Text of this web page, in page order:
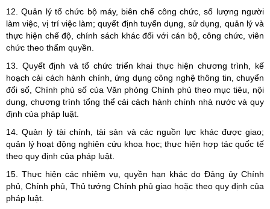
12. Quản lý tổ chức bộ máy, biên chế công chức, số lượng người
làm việc, vị trí việc làm; quyết định tuyển dụng, sử dụng, quản lý và
thực hiện chế độ, chính sách khác đối với cán bộ, công chức, viên
chức theo thẩm quyền.
13. Quyết định và tổ chức triển khai thực hiện chương trình, kế
hoạch cải cách hành chính, ứng dụng công nghệ thông tin, chuyển
đổi số, Chính phủ số của Văn phòng Chính phủ theo mục tiêu, nội
dung, chương trình tổng thể cải cách hành chính nhà nước và quy
định của pháp luật.
14. Quản lý tài chính, tài sản và các nguồn lực khác được giao;
quản lý hoạt động nghiên cứu khoa học; thực hiện hợp tác quốc tế
theo quy định của pháp luật.
15. Thực hiện các nhiệm vụ, quyền hạn khác do Đảng ủy Chính
phủ, Chính phủ, Thủ tướng Chính phủ giao hoặc theo quy định của
pháp luật.